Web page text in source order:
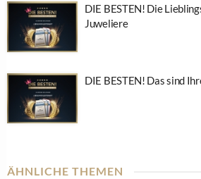
DIE BESTEN! Die
Juweliere
DIE BESTEN! Das sind
ÄHNLICHE THEMEN